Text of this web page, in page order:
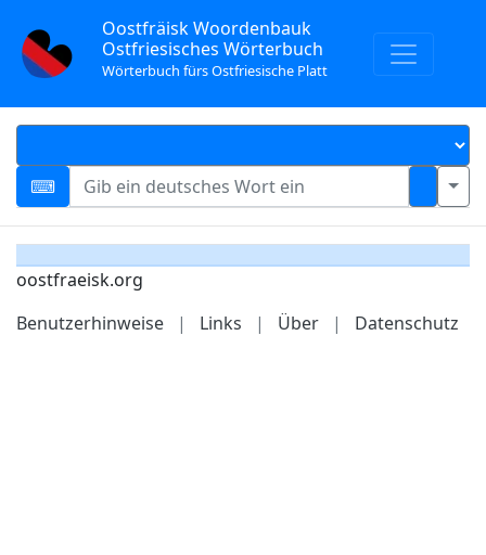
Oostfräisk Woordenbauk
Ostfriesisches Wörterbuch
Wörterbuch fürs Ostfriesische Platt
oostfraeisk.org
Benutzerhinweise
| Links | Über | Datenschutz